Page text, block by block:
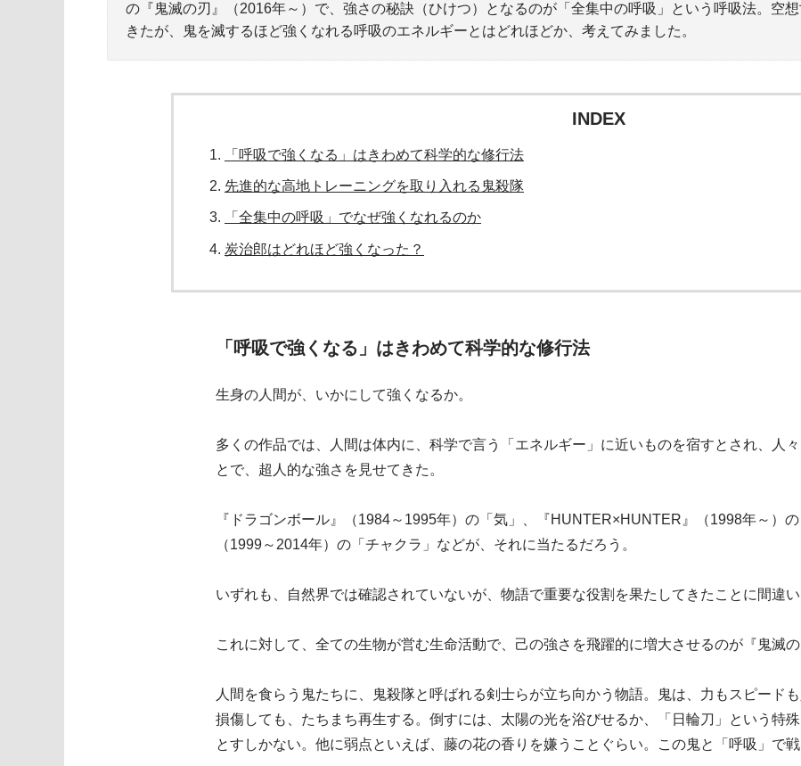
の『鬼滅の刃』（2016年～）で、強さの秘訣（ひけつ）となるのが「全集中の呼吸」という呼吸法。空
きたが、鬼を滅するほど強くなれる呼吸のエネルギーとはどれほどか、考えてみました。
INDEX
「呼吸で強くなる」はきわめて科学的な修行法
先進的な高地トレーニングを取り入れる鬼殺隊
「全集中の呼吸」でなぜ強くなれるのか
炭治郎はどれほど強くなった？
「呼吸で強くなる」はきわめて科学的な修行法
生身の人間が、いかにして強くなるか。
多くの作品では、人間は体内に、科学で言う「エネルギー」に近いものを宿すとされ、人
とで、超人的な強さを見せてきた。
『ドラゴンボール』（1984～1995年）の「気」、『HUNTER×HUNTER』（1998年～）の
（1999～2014年）の「チャクラ」などが、それに当たるだろう。
いずれも、自然界では確認されていないが、物語で重要な役割を果たしてきたことに間違い
これに対して、全ての生物が営む生命活動で、己の強さを飛躍的に増大させるのが『鬼滅の
人間を食らう鬼たちに、鬼殺隊と呼ばれる剣士らが立ち向かう物語。鬼は、力もスピード
損傷しても、たちまち再生する。倒すには、太陽の光を浴びせるか、「日輪刀」という特
とすしかない。他に弱点といえば、藤の花の香りを嫌うことぐらい。この鬼と「呼吸」で戦